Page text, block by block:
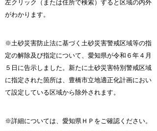
左クリック（または住所で検索）すると区域の内外
がわかります。
※土砂災害防止法に基づく土砂災害警戒区域等の指
定の解除及び指定について、愛知県が令和６年４月
５日に告示しました。新たに土砂災害特別警戒区域
に指定された箇所は、豊橋市立地適正化計画におい
て設定している区域から除外されます。
※詳細については、愛知県ＨＰをご確認ください。